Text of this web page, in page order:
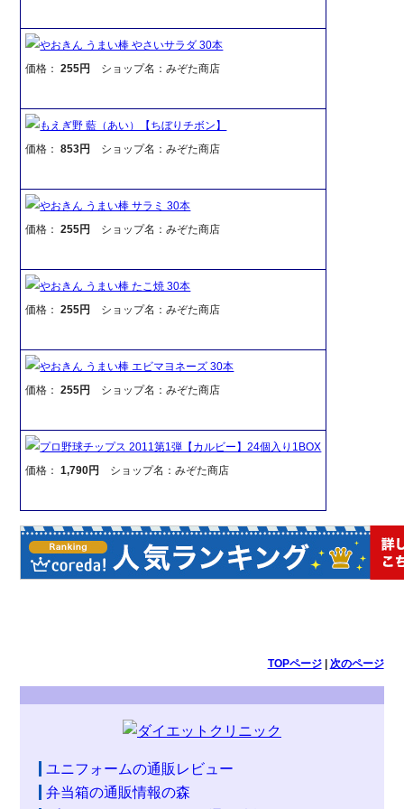
やおきん うまい棒 やさいサラダ 30本
価格：255円 ショップ名：みぞた商店
もえぎ野 藍（あい）【ちぼりチボン】
価格：853円 ショップ名：みぞた商店
やおきん うまい棒 サラミ 30本
価格：255円 ショップ名：みぞた商店
やおきん うまい棒 たこ焼 30本
価格：255円 ショップ名：みぞた商店
やおきん うまい棒 エビマヨネーズ 30本
価格：255円 ショップ名：みぞた商店
プロ野球チップス 2011第1弾【カルビー】24個入り1BOX
価格：1,790円 ショップ名：みぞた商店
TOPページ| 次のページ
ユニフォームの通販レビュー
弁当箱の通販情報の森